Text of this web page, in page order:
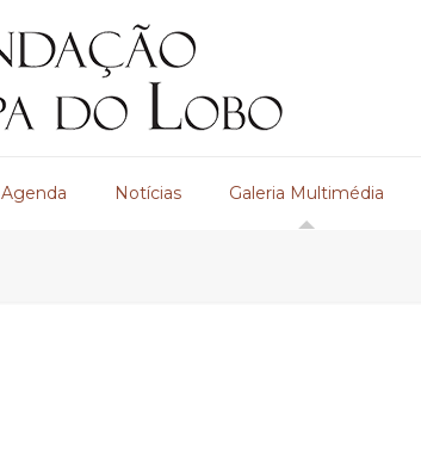
Agenda Notícias Galeria Multimédia